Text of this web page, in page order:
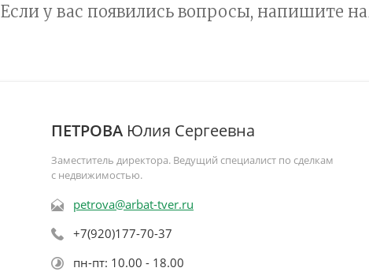
Если у вас появились вопросы, напишите
ПЕТРОВА Юлия Сергеевна
Заместитель директора. Ведущий специалист по сделкам
с недвижимостью.
petrova@arbat-tver.ru
+7(920)177-70-37
пн-пт: 10.00 - 18.00